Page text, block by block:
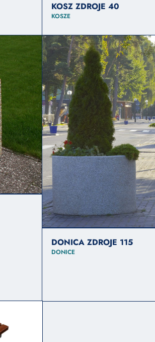
KOSZ ZDROJE 40
KOSZE
DONICA ZDROJE 115
DONICE